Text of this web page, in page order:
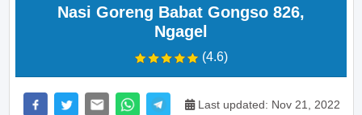
Nasi Goreng Babat Gongso 826,
Ngagel
(4.6)
Last updated: Nov 21, 2022